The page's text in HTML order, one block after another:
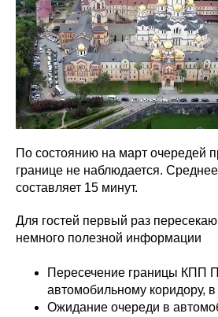
По состоянию на март очередей
границе не наблюдается.
составляет 15 минут.
Для гостей первый раз
немного полезной информации
Пересечение границы КПП
автомобильному коридору,
Ожидание очереди в